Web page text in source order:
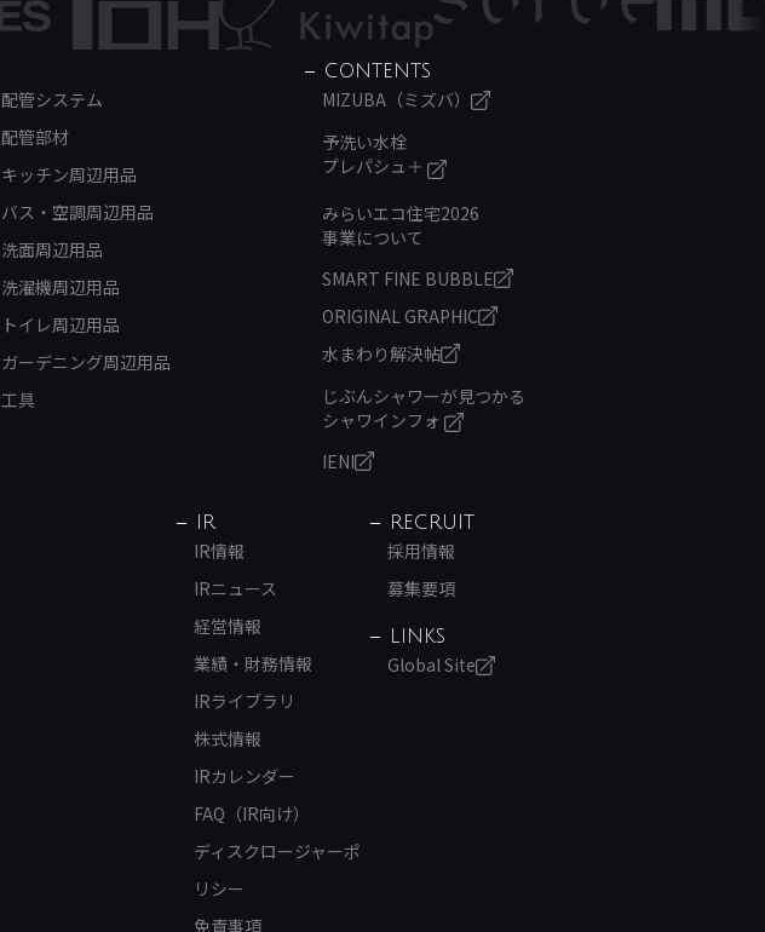
配管システム
配管部材
キッチン周辺用品
バス・空調周辺用品
洗面周辺用品
洗濯機周辺用品
トイレ周辺用品
ガーデニング周辺用品
工具
CONTENTS
MIZUBA（ミズバ）
予洗い水栓
プレパシュ＋
みらいエコ住宅2026
事業について
SMART FINE BUBBLE
ORIGINAL GRAPHIC
水まわり解決帖
じぶんシャワーが見つかる
シャワインフォ
IENI
IR
IR情報
IRニュース
経営情報
業績・財務情報
IRライブラリ
株式情報
IRカレンダー
FAQ（IR向け）
ディスクロージャーポ
リシー
免責事項
RECRUIT
採用情報
募集要項
LINKS
Global Site